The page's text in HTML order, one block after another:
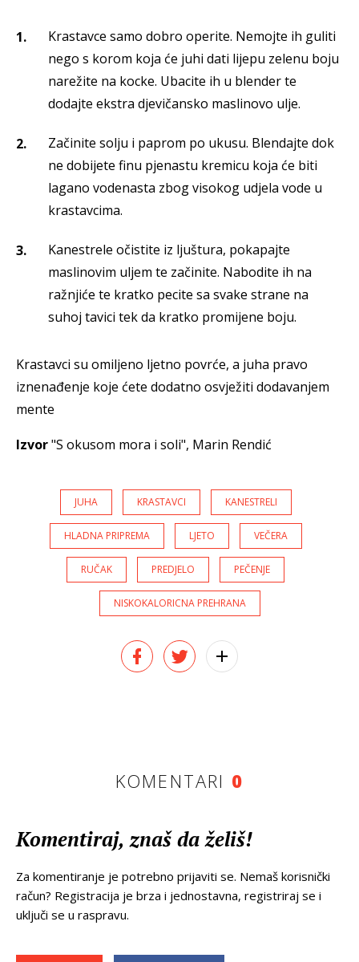
Krastavce samo dobro operite. Nemojte ih guliti
nego s korom koja će juhi dati lijepu zelenu boju
narežite na kocke. Ubacite ih u blender te
dodajte ekstra djevičansko maslinovo ulje.
Začinite solju i paprom po ukusu. Blendajte dok
ne dobijete finu pjenastu kremicu koja će biti
lagano vodenasta zbog visokog udjela vode u
krastavcima.
Kanestrele očistite iz ljuštura, pokapajte
maslinovim uljem te začinite. Nabodite ih na
ražnjiće te kratko pecite sa svake strane na
suhoj tavici tek da kratko promijene boju.
Krastavci su omiljeno ljetno povrće, a juha pravo
iznenađenje koje ćete dodatno osvježiti dodavanjem
mente
Izvor"S okusom mora i soli", Marin Rendić
JUHA KRASTAVCI KANESTRELI
HLADNA PRIPREMA LJETO VEČERA
RUČAK PREDJELO PEČENJE
NISKOKALORICNA PREHRANA
KOMENTARI 0
Komentiraj, znaš da želiš!
Za komentiranje je potrebno prijaviti se. Nemaš korisnički
račun? Registracija je brza i jednostavna, registriraj se i
uključi se u raspravu.